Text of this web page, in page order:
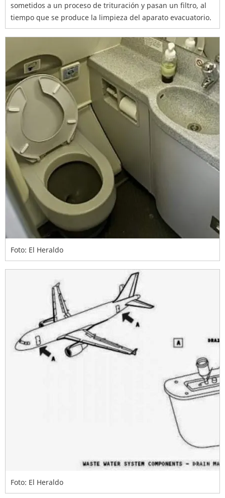
sometidos a un proceso de trituración y pasan un filtro, al
tiempo que se produce la limpieza del aparato evacuatorio.
Foto: El Heraldo
Foto: El Heraldo